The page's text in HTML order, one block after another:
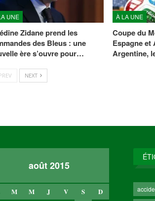
UNE
Zidane prend les
des Bleus : une
ère s’ouvre pour…
À LA UNE
Coupe du
Espagne et
Argentine,
NEXT
août 2015
M M J V S D